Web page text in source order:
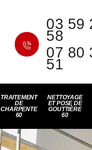
03 59
58
07 80
51
TRAITEMENT
DE
CHARPENTE
60
NETTOYAGE
ET POSE DE
GOUTTIÈRE
60